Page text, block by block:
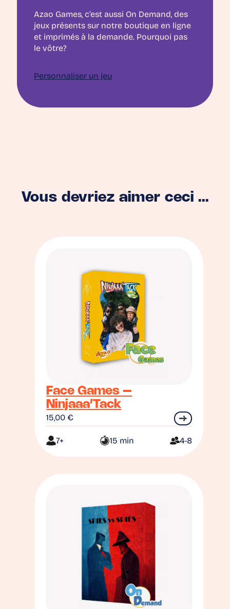
Azao Games, c’est aussi On Demand, des
jeux présents sur notre boutique en ligne
et imprimés à la demande. Pourquoi pas
le vôtre?
Personnaliser un jeu
Vous devriez aimer ceci ...
Face Games –
Ninjaaa’Tack
15,00€
7+ 15 min 4-8